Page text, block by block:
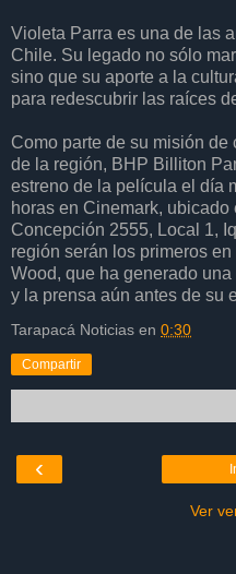
Violeta Parra es una de las
Chile. Su legado no sólo
sino que su aporte a la
para redescubrir las raíces
Como parte de su misión de
de la región, BHP Billiton
estreno de la película el día
horas en Cinemark, ubicado
Concepción 2555, Local 1,
región serán los primeros
Wood, que ha generado
y la prensa aún antes de su
Tarapacá Noticias en 0:30
Compartir
‹
Ver